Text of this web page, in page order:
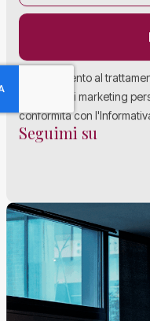
Acconsento al
materiale di marketing
conformità con
Seguimi su